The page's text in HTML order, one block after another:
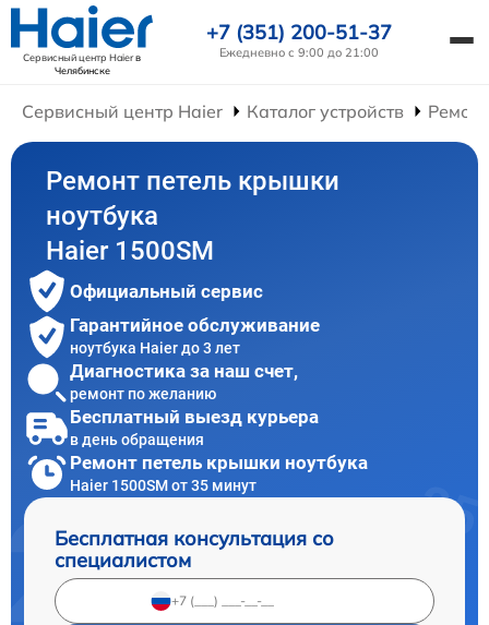
Сервисный центр Haierв
Челябинске
+7 (351) 200-51-37
Ежедневно с 9:00 до 21:00
Сервисный центр Haier Каталог устройств
Ремонт петель крышки
ноутбука
Haier 1500SM
Официальный сервис
Гарантийное обслуживание
ноутбука Haier до 3 лет
Диагностика за наш счет,
ремонт по желанию
Бесплатный выезд курьера
в день обращения
Ремонт петель крышки ноутбука
Haier 1500SM от 35 минут
Бесплатная консультация со
специалистом